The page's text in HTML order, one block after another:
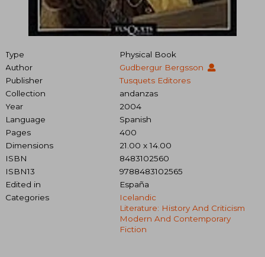
Type
Physical Book
Author
Gudbergur Bergsson
Publisher
Tusquets Editores
Collection
andanzas
Year
2004
Language
Spanish
Pages
400
Dimensions
21.00 x 14.00
ISBN
8483102560
ISBN13
9788483102565
Edited in
España
Categories
Icelandic
Literature: History And Criticism
Modern And Contemporary
Fiction